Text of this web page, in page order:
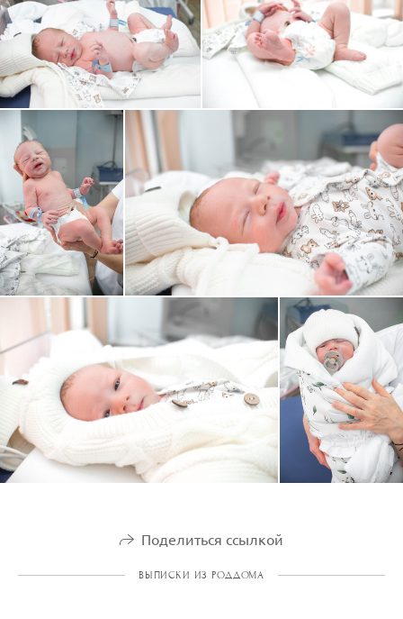
Поделиться ссылкой
ВЫПИСКИ ИЗ РОДДОМА